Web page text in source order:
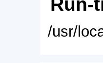
/usr/